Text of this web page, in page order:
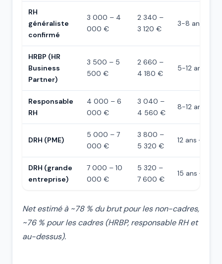
RH
généraliste
confirmé
3 000 – 4
000 €
2 340 –
3 120 €
3-8 ans
HRBP (HR
Business
Partner)
3 500 – 5
500 €
2 660 –
4 180 €
5-12 ans
Responsable
RH
4 000 – 6
000 €
3 040 –
4 560 €
8-12 ans
DRH (PME)
5 000 – 7
000 €
3 800 –
5 320 €
12 ans +
DRH (grande
entreprise)
7 000 – 10
000 €
5 320 –
7 600 €
15 ans +
Net estimé à ~78 % du brut pour les non-cadres,
~76 % pour les cadres (HRBP, responsable RH et
au-dessus).